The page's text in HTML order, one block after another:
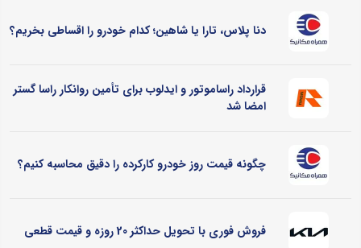
دنا پلاس، تارا یا شاهین؛ کدام خودرو را اقساطی بخریم؟
قرارداد راساموتور و ایدلوب برای تأمین روانکار راسا گستر
امضا شد
چگونه قیمت روز خودرو کارکرده را دقیق محاسبه کنیم؟
فروش فوری با تحویل حداکثر 20 روزه و قیمت قطعی